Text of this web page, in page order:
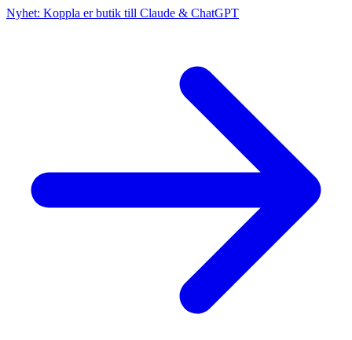
Nyhet: Koppla er butik till Claude & ChatGPT